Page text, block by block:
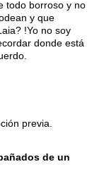
todo borroso y no
y que
!Yo no soy
donde está
previa.
de un